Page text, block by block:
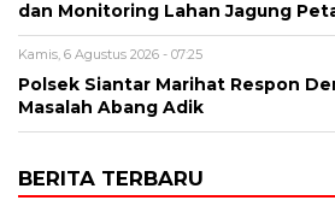
dan Monitoring Lahan Jagung
Kamis, 6 Agustus 2026 - 07:25
Polsek Siantar Marihat Respon
Masalah Abang Adik
BERITA TERBARU